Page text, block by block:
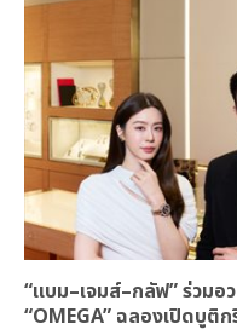
“แบม–เจมส์–กลัฟ” ร่วมอ
“OMEGA” ฉลองเปิดบู